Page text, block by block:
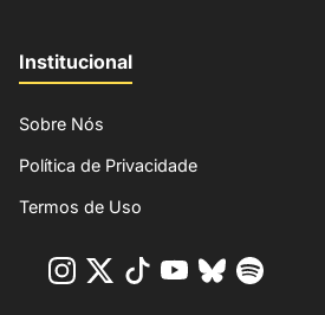
Institucional
Sobre Nós
Política de Privacidade
Termos de Uso